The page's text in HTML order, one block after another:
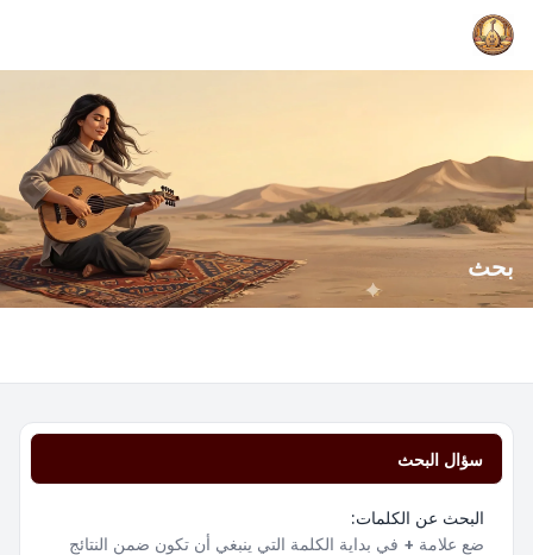
بحث
سؤال البحث
البحث عن الكلمات:
ضع علامة + في بداية الكلمة التي ينبغي أن تكون ضمن النتائج